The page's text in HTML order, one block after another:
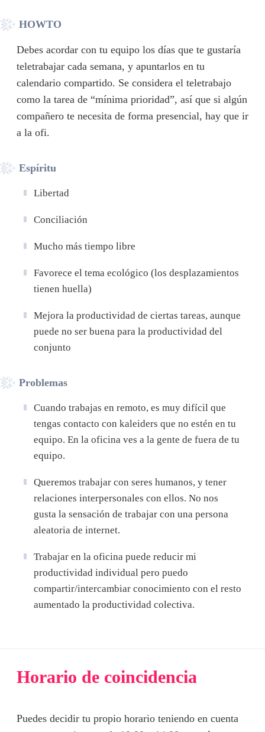
HOWTO
Debes acordar con tu equipo los días que te gustaría
teletrabajar cada semana, y apuntarlos en tu
calendario compartido. Se considera el teletrabajo
como la tarea de “mínima prioridad”, así que si algún
compañero te necesita de forma presencial, hay que ir
a la ofi.
Espíritu
Libertad
Conciliación
Mucho más tiempo libre
Favorece el tema ecológico (los desplazamientos
tienen huella)
Mejora la productividad de ciertas tareas, aunque
puede no ser buena para la productividad del
conjunto
Problemas
Cuando trabajas en remoto, es muy difícil que
tengas contacto con kaleiders que no estén en tu
equipo. En la oficina ves a la gente de fuera de tu
equipo.
Queremos trabajar con seres humanos, y tener
relaciones interpersonales con ellos. No nos
gusta la sensación de trabajar con una persona
aleatoria de internet.
Trabajar en la oficina puede reducir mi
productividad individual pero puedo
compartir/intercambiar conocimiento con el resto
aumentado la productividad colectiva.
Horario de coincidencia
Puedes decidir tu propio horario teniendo en cuenta